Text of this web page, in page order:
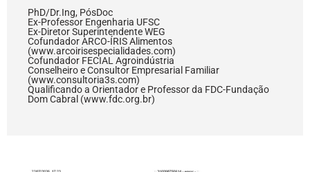
PhD/Dr.Ing, PósDoc
Ex-Professor Engenharia UFSC
Ex-Diretor Superintendente WEG
Cofundador ARCO-ÍRIS Alimentos
(www.arcoirisespecialidades.com)
Cofundador FECIAL Agroindústria
Conselheiro e Consultor Empresarial Familiar
(www.consultoria3s.com)
Qualificando a Orientador e Professor da FDC-Fundação
Dom Cabral (www.fdc.org.br)